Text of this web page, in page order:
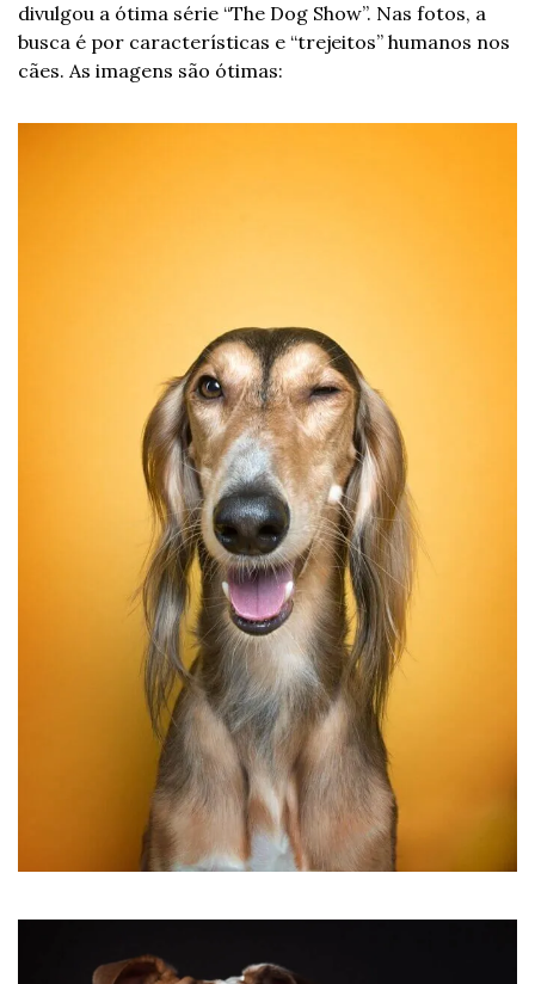
divulgou a ótima série “The Dog Show”. Nas fotos, a
busca é por características e “trejeitos” humanos nos
cães. As imagens são ótimas: